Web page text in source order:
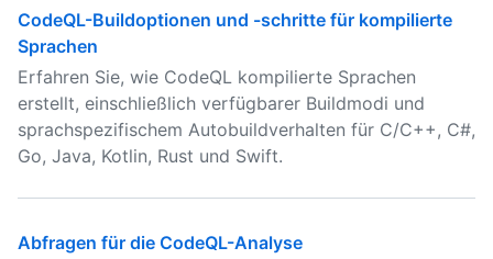
CodeQL-Buildoptionen und -schritte für kompilierte
Sprachen
Erfahren Sie, wie CodeQL kompilierte Sprachen
erstellt, einschließlich verfügbarer Buildmodi und
sprachspezifischem Autobuildverhalten für C/C++, C#,
Go, Java, Kotlin, Rust und Swift.
Abfragen für die CodeQL-Analyse